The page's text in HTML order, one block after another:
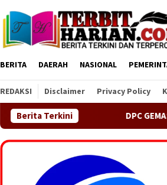
BERITA DAERAH NASIONAL
REDAKSI Disclaimer Privacy Policy
Berita Terkini
DPC GEMAS Kecamatan Sindang